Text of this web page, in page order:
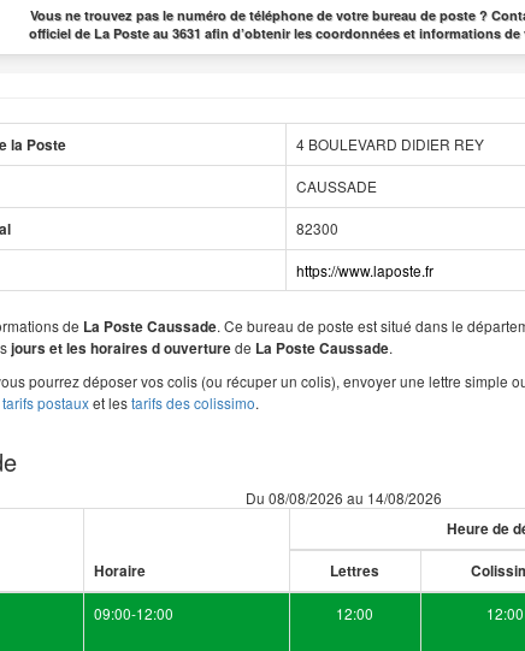
Vous ne trouvez pas le numéro de téléphone de votre bureau de poste ?
officiel de La Poste au 3631 afin d’obtenir les coordonnées et informations
la Poste 4 BOULEVARD DIDIER REY
CAUSSADE
82300
https://www.laposte.fr
de La Poste Caussade. Ce bureau de poste est situé dans le
jours et les horaires d ouverturede La Poste Caussade.
pourrez déposer vos colis (ou récuper un colis), envoyer une lettre simple
tarifs postauxet lestarifs des colissimo.
Du 08/08/2026 au 14/08/2026
Horaire
Heure de
Lettres
09:00-12:00 12:00 12:00